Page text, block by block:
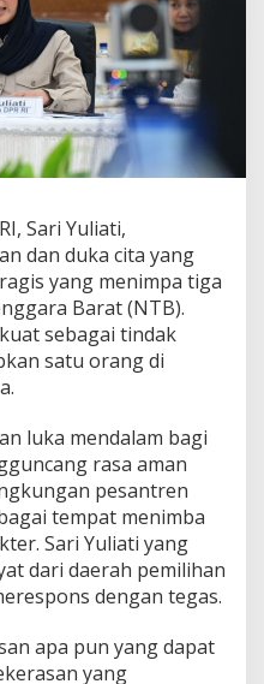
Sari Yuliati,
dan duka cita yang
yang menimpa tiga
Barat (NTB).
sebagai tindak
satu orang di
luka mendalam bagi
rasa aman
pesantren
tempat menimba
Sari Yuliati yang
dari daerah pemilihan
dengan tegas.
apa pun yang dapat
yang